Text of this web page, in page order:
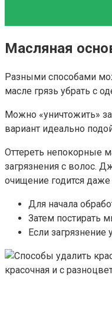
Масляная
Разными способами
масле грязь убрать с
Можно «уничтожить»
вариант идеально
Оттереть непокорные
загрязнения с волос.
очищение годится
Для начала
Затем постирать
Если
красочная и с